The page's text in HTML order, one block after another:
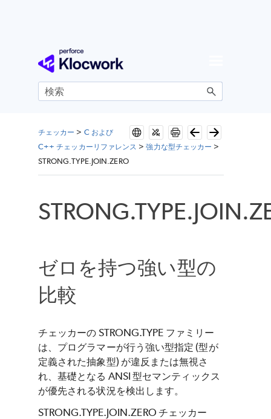
メイン コンテンツにスキップ
チェッカー > C および
C++ チェッカーリファレンス >強力な型チェッカー >
STRONG.TYPE.JOIN.ZERO
ゼロを持つ強い型の
比較
チェッカーの STRONG.TYPE ファミリー
は、プログラマーが行う強い型指定 (型が
定義された抽象型) が違反または無視さ
れ、基礎となる ANSI 型セマンティックス
が優先される状況を検出します。
STRONG.TYPE.JOIN.ZERO チェッカー